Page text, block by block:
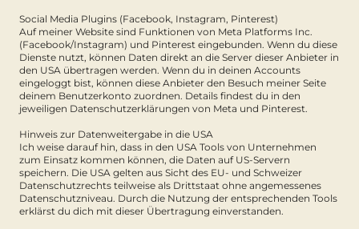
Social Media Plugins (Facebook, Instagram, Pinterest)
Auf meiner Website sind Funktionen von Meta Platforms Inc.
(Facebook/Instagram) und Pinterest eingebunden. Wenn du diese
Dienste nutzt, können Daten direkt an die Server dieser Anbieter in
den USA übertragen werden. Wenn du in deinen Accounts
eingeloggt bist, können diese Anbieter den Besuch meiner Seite
deinem Benutzerkonto zuordnen. Details findest du in den
jeweiligen Datenschutzerklärungen von Meta und Pinterest.
Hinweis zur Datenweitergabe in die USA
Ich weise darauf hin, dass in den USA Tools von Unternehmen
zum Einsatz kommen können, die Daten auf US-Servern
speichern. Die USA gelten aus Sicht des EU- und Schweizer
Datenschutzrechts teilweise als Drittstaat ohne angemessenes
Datenschutzniveau. Durch die Nutzung der entsprechenden Tools
erklärst du dich mit dieser Übertragung einverstanden.